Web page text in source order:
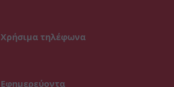
Χρήσιμα τηλέφωνα
Εφημερεύοντα